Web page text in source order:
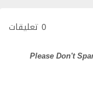
0 تعليقات
* Please Don't